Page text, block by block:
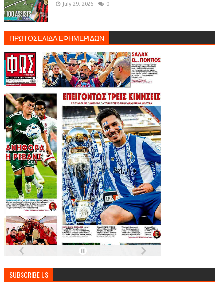
July 29, 2026 0
ΠΡΩΤΟΣΕΛΙΔΑ ΕΦΗΜΕΡΙΔΩΝ
SUBSCRIBE US